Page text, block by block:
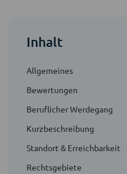
Inhalt
Allgemeines
Bewertungen
Beruflicher Werdegang
Kurzbeschreibung
Standort & Erreichbarkeit
Rechtsgebiete